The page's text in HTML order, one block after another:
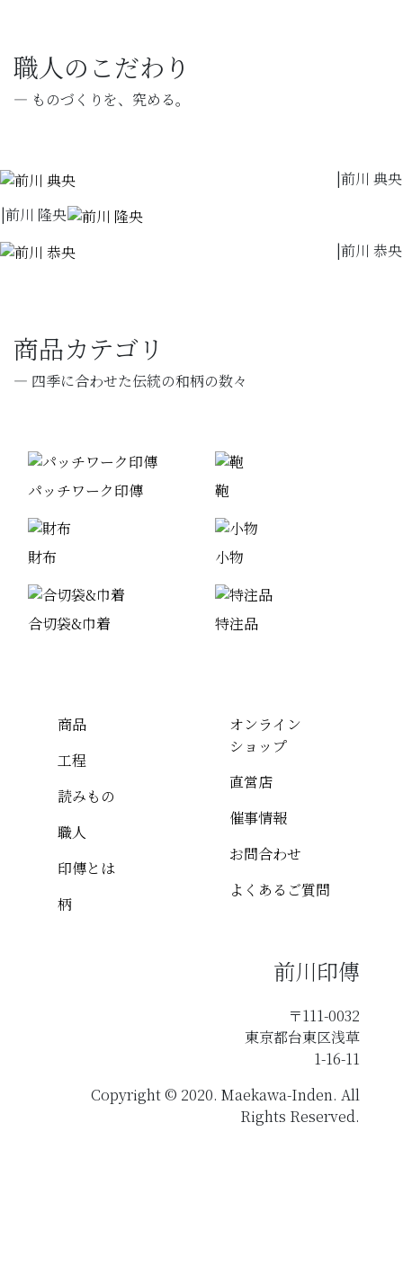
職人のこだわり
— ものづくりを、究める。
|前川 典央
|前川 隆央
|前川 恭央
商品カテゴリ
— 四季に合わせた伝統の和柄の数々
パッチワーク印傳 鞄
財布 小物
合切袋&巾着 特注品
商品
工程
読みもの
職人
印傳とは
柄
オンライン
ショップ
直営店
催事情報
お問合わせ
よくあるご質問
前川印傳
〒111-0032
東京都台東区浅草
1-16-11
Copyright © 2020. Maekawa-Inden. All
Rights Reserved.